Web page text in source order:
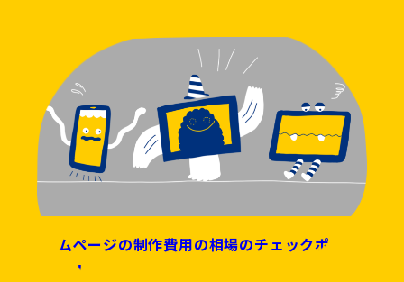
ホームページの制作費用の相場のチェックポイント
を解説！